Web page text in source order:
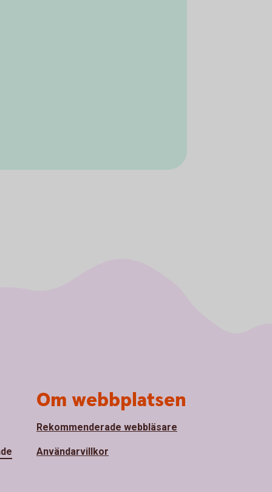
Om webbplatsen
Rekommenderade webbläsare
Användarvillkor